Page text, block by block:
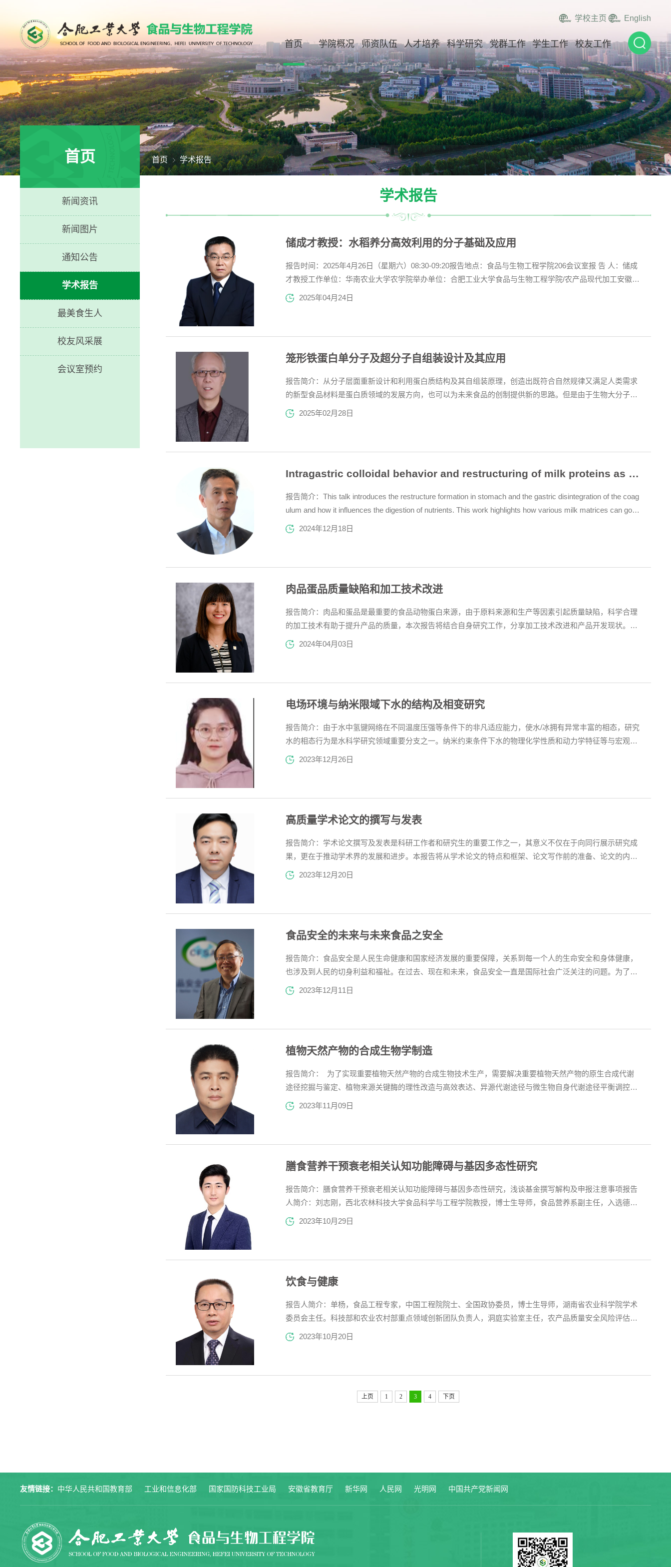
学校主页 English
首页 学院概况 师资队伍 人才培养 科学研究 党群工作 学生工作 校友工作
首页
新闻资讯
新闻图片
通知公告
学术报告
最美食生人
校友风采展
会议室预约
首页 学术报告
学术报告
储成才教授：水稻养分高效利用的分子基础及应用
报告时间：2025年4月26日（星期六）08:30-09:20报告地点：食品与生物工程学院206会议室报 告 人：储成
才教授工作单位：华南农业大学农学院举办单位：合肥工业大学食品与生物工程学院/农产品现代加工安徽省
重点实验室/合肥市乡村振兴科技帮扶合肥工业大学专家团队报告简介：水稻是全球关键的粮食作物，其养分
2025年04月24日
笼形铁蛋白单分子及超分子自组装设计及其应用
报告简介：从分子层面重新设计和利用蛋白质结构及其自组装原理，创造出既符合自然规律又满足人类需求
的新型食品材料是蛋白质领域的发展方向，也可以为未来食品的创制提供新的思路。但是由于生物大分子的
结构复杂性和不均一性，蛋白质的结构设计、组装及其在食品领域的应用仍然面临着巨大的挑战。本报告的
2025年02月28日
Intragastric colloidal behavior and restructuring of milk proteins as a tool for manipulating nutrient digestion
报告简介：This talk introduces the restructure formation in stomach and the gastric disintegration of the coag
ulum and how it influences the digestion of nutrients. This work highlights how various milk matrices can gove
rn the fate of health promoting compounds during digestion. This understanding could be applied to manipulate
2024年12月18日
肉品蛋品质量缺陷和加工技术改进
报告简介：肉品和蛋品是最重要的食品动物蛋白来源，由于原料来源和生产等因素引起质量缺陷，科学合理
的加工技术有助于提升产品的质量，本次报告将结合自身研究工作，分享加工技术改进和产品开发现状。报
告人简介：李艳副教授，于2011年获得湖南农业大学生物安全学士学位，2013年获得密西西比州立大学植物
2024年04月03日
电场环境与纳米限域下水的结构及相变研究
报告简介：由于水中氢键网络在不同温度压强等条件下的非凡适应能力，使水/冰拥有异常丰富的相态，研究
水的相态行为是水科学研究领域重要分支之一。纳米约束条件下水的物理化学性质和动力学特征等与宏观尺
度下的性质有显著区别，对于解释微观界面或者生物体内等纳米受限体系有着重大意义。而且由于水分子是
2023年12月26日
高质量学术论文的撰写与发表
报告简介：学术论文撰写及发表是科研工作者和研究生的重要工作之一，其意义不仅在于向同行展示研究成
果，更在于推动学术界的发展和进步。本报告将从学术论文的特点和框架、论文写作前的准备、论文的内容
安排与撰写技巧、常见写作问题、学术规范与写作规范以及国际食品研究领域热点分析等方面阐述如何撰写
2023年12月20日
食品安全的未来与未来食品之安全
报告简介：食品安全是人民生命健康和国家经济发展的重要保障，关系到每一个人的生命安全和身体健康，
也涉及到人民的切身利益和福祉。在过去、现在和未来，食品安全一直是国际社会广泛关注的问题。为了确
保未来食品的安全保障，需要保证食品生产的各个环节达到标准，从而确保最终供给消费者的食品安全、健
2023年12月11日
植物天然产物的合成生物学制造
报告简介： 为了实现重要植物天然产物的合成生物技术生产，需要解决重要植物天然产物的原生合成代谢
途径挖掘与鉴定、植物来源关键酶的理性改造与高效表达、异源代谢途径与微生物自身代谢途径平衡调控、
目标产物选择性分泌与产物耐受等问题。针对上述问题，结合高通量测序和蛋白质结构模拟与对接等系统生
2023年11月09日
膳食营养干预衰老相关认知功能障碍与基因多态性研究
报告简介：膳食营养干预衰老相关认知功能障碍与基因多态性研究，浅谈基金撰写解构及申报注意事项报告
人简介：刘志刚，西北农林科技大学食品科学与工程学院教授，博士生导师，食品营养系副主任，入选德国
“洪堡学者”、国家教育部“青年长江学者”、美国“康奈尔唐氏-中国学者”、“科技创新2030”脑科学与类脑研究重
2023年10月29日
饮食与健康
报告人简介：单杨，食品工程专家，中国工程院院士、全国政协委员，博士生导师，湖南省农业科学院学术
委员会主任。科技部和农业农村部重点领域创新团队负责人，洞庭实验室主任，农产品质量安全风险评估实
验室（长沙）主任。主要从事农产品-食品加工与质量安全研究，是国家“万人计划”科技创新领军人才和农业
2023年10月20日
上页 1 2 3 4 下页
友情链接： 中华人民共和国教育部 工业和信息化部 国家国防科技工业局 安徽省教育厅 新华网 人民网 光明网 中国共产党新闻网